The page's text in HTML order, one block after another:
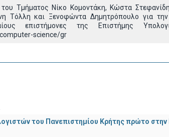
Τμήματος Νίκο Κομοντάκη, Κώστα
Τόλλη και Ξενοφώντα Δημητρόπουλο για
επιστήμονες της Επιστήμης
science/gr
του Πανεπιστημίου Κρήτης πρώτο στην